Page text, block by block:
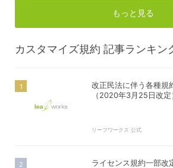
もっと見る
カスタマイズ規約 記事ランキン
改正民法に伴う各種規
（2020年3月25日改定
リーフワークス 公式
ライセンス規約一部改